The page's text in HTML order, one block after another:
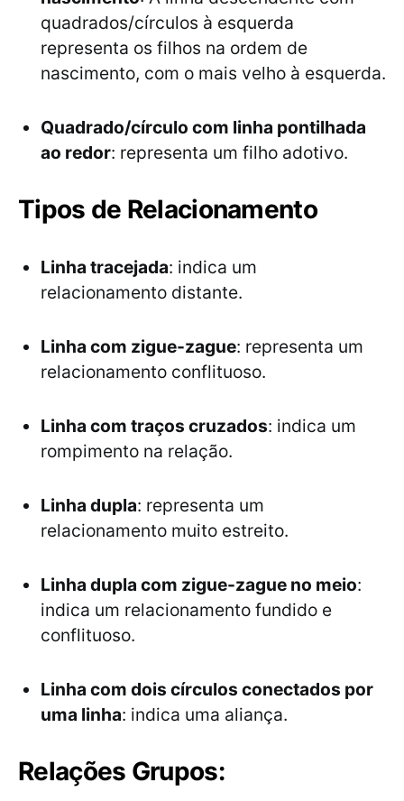
quadrados/círculos à esquerda
representa os filhos na ordem de
nascimento, com o mais velho à esquerda.
Quadrado/círculo com linha pontilhada
ao redor: representa um filho adotivo.
Tipos de Relacionamento
Linha tracejada: indica um
relacionamento distante.
Linha com zigue-zague: representa um
relacionamento conflituoso.
Linha com traços cruzados: indica um
rompimento na relação.
Linha dupla: representa um
relacionamento muito estreito.
Linha dupla com zigue-zague no meio:
indica um relacionamento fundido e
conflituoso.
Linha com dois círculos conectados por
uma linha: indica uma aliança.
Relações Grupos: